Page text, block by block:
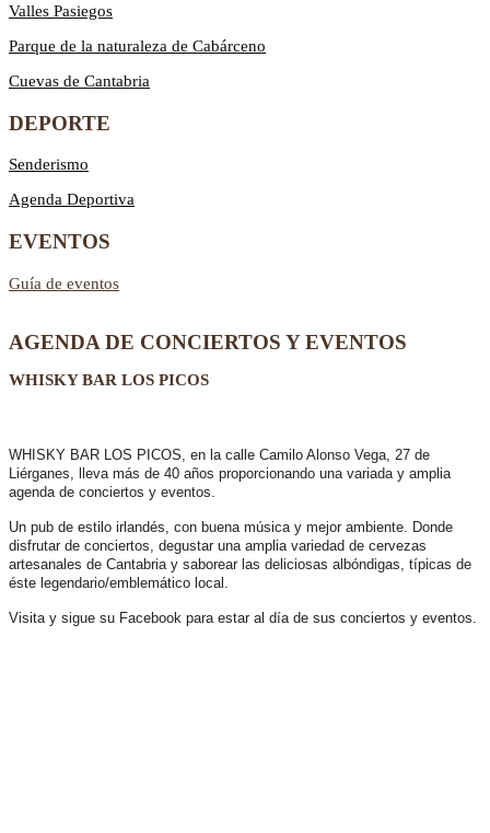
Valles Pasiegos
Parque de la naturaleza de Cabárceno
Cuevas de Cantabria
DEPORTE
Senderismo
Agenda Deportiva
EVENTOS
Guía de eventos
AGENDA DE CONCIERTOS Y EVENTOS
WHISKY BAR LOS PICOS
WHISKY BAR LOS PICOS, en la calle Camilo Alonso Vega, 27 de
Liérganes, lleva más de 40 años proporcionando una variada y amplia
agenda de conciertos y eventos.
Un pub de estilo irlandés, con buena música y mejor ambiente. Donde
disfrutar de conciertos, degustar una amplia variedad de cervezas
artesanales de Cantabria y saborear las deliciosas albóndigas, típicas de
éste legendario/emblemático local.
Visita y sigue su Facebook para estar al día de sus conciertos y eventos.